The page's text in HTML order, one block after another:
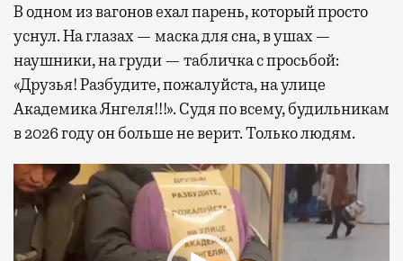
В одном из вагонов ехал парень, который просто
уснул. На глазах — маска для сна, в ушах —
наушники, на груди — табличка с просьбой:
«Друзья! Разбудите, пожалуйста, на улице
Академика Янгеля!!!». Судя по всему, будильникам
в 2026 году он больше не верит. Только людям.
Видеоплеер